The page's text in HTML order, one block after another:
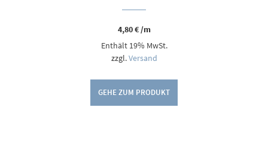
4,80€/m
Enthält 19% MwSt.
zzgl.Versand
GEHE ZUM PRODUKT